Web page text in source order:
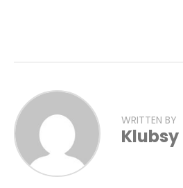
WRITTEN BY
Klubsy